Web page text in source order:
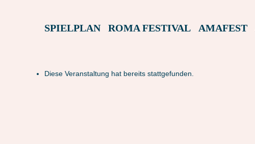
SPIELPLAN ROMA FESTIVAL AMAFEST
Diese Veranstaltung hat bereits stattgefunden.